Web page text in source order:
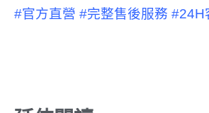
#官方直營 #完整售後服務 #24H